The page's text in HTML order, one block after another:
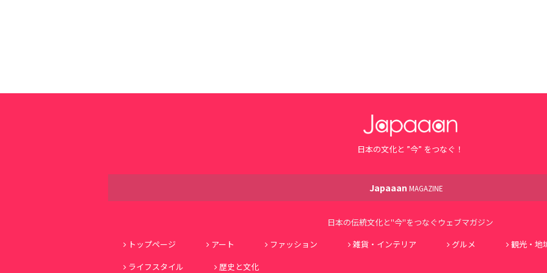
日本の文化と ”今” をつなぐ！
Japaaan MAGAZINE
日本の伝統文化と"今"をつなぐウェブマガジン
トップページ
アート ファッション 雑貨・インテリア グルメ 観光・地
ライフスタイル
歴史と文化